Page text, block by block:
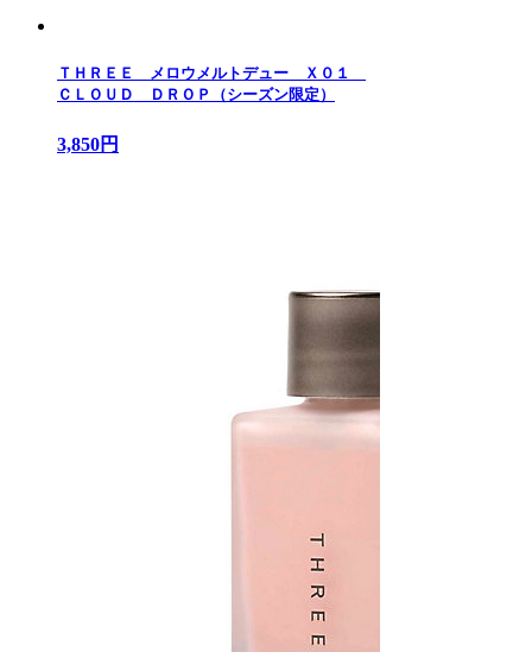
ＴＨＲＥＥ メロウメルトデュー Ｘ０１
ＣＬＯＵＤ ＤＲＯＰ（シーズン限定）
3,850円